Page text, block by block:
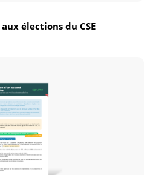
élections du CSE